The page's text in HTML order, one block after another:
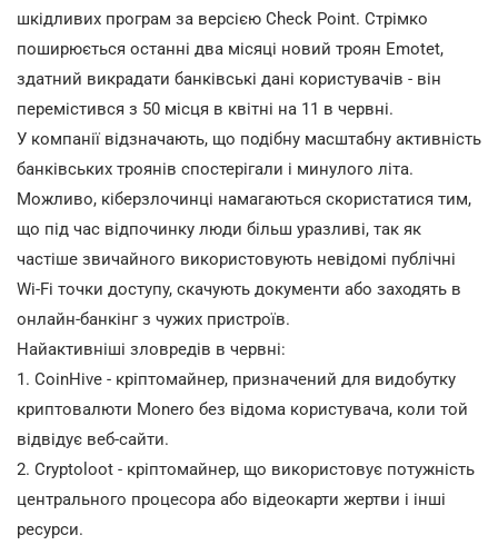
шкідливих програм за версією Check Point. Стрімко
поширюється останні два місяці новий троян Emotet,
здатний викрадати банківські дані користувачів - він
перемістився з 50 місця в квітні на 11 в червні.
У компанії відзначають, що подібну масштабну активність
банківських троянів спостерігали і минулого літа.
Можливо, кіберзлочинці намагаються скористатися тим,
що під час відпочинку люди більш уразливі, так як
частіше звичайного використовують невідомі публічні
Wi-Fi точки доступу, скачують документи або заходять в
онлайн-банкінг з чужих пристроїв.
Найактивніші зловредів в червні:
1. CoinHive - кріптомайнер, призначений для видобутку
криптовалюти Monero без відома користувача, коли той
відвідує веб-сайти.
2. Cryptoloot - кріптомайнер, що використовує потужність
центрального процесора або відеокарти жертви і інші
ресурси.